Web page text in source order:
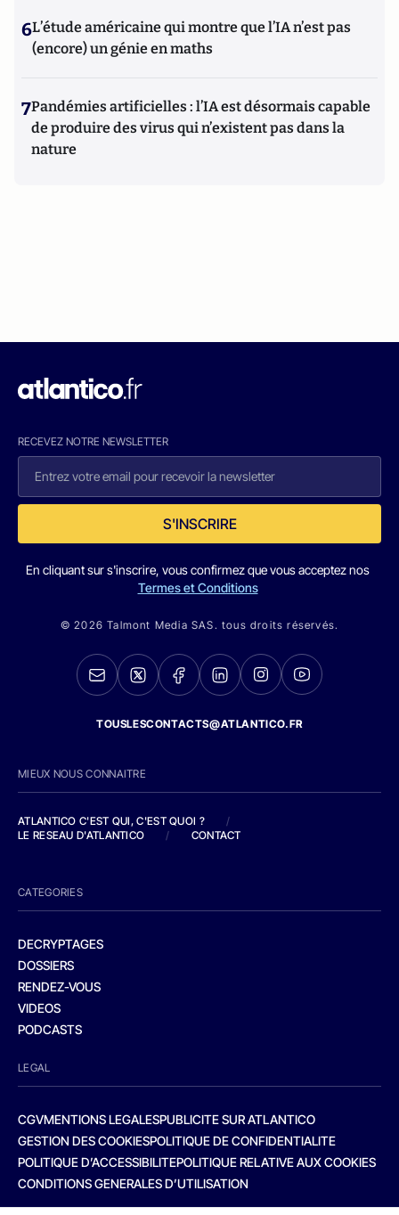
6L’étude américaine qui montre que l’IA n’est pas
(encore) un génie en maths
7Pandémies artificielles : l’IA est désormais capable
de produire des virus qui n’existent pas dans la
nature
RECEVEZ NOTRE NEWSLETTER
S'INSCRIRE
En cliquant sur s'inscrire, vous confirmez que vous acceptez nos
Termes et Conditions
© 2026 Talmont Media SAS. tous droits réservés.
TOUSLESCONTACTS@ATLANTICO.FR
MIEUX NOUS CONNAITRE
ATLANTICO C'EST QUI, C'EST QUOI ?
/
LE RESEAU D'ATLANTICO
/ CONTACT
CATEGORIES
DECRYPTAGES
DOSSIERS
RENDEZ-VOUS
VIDEOS
PODCASTS
LEGAL
CGVMENTIONS LEGALESPUBLICITE SUR ATLANTICO
GESTION DES COOKIESPOLITIQUE DE CONFIDENTIALITE
POLITIQUE D’ACCESSIBILITEPOLITIQUE RELATIVE AUX COOKIES
CONDITIONS GENERALES D’UTILISATION